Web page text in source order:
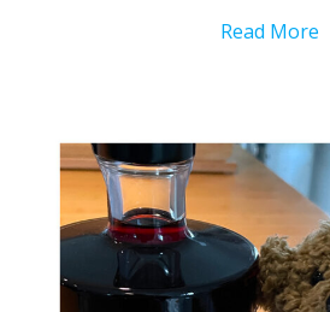
Read More